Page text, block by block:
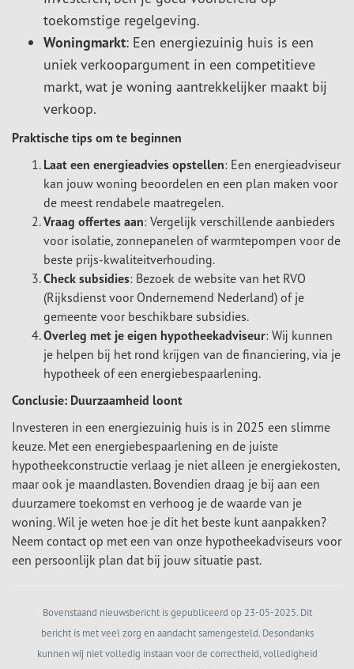
toekomstige regelgeving.
Woningmarkt: Een energiezuinig huis is een
uniek verkoopargument in een competitieve
markt, wat je woning aantrekkelijker maakt bij
verkoop.
Praktische tips om te beginnen
Laat een energieadvies opstellen: Een energieadviseur
kan jouw woning beoordelen en een plan maken voor
de meest rendabele maatregelen.
Vraag offertes aan: Vergelijk verschillende aanbieders
voor isolatie, zonnepanelen of warmtepompen voor de
beste prijs-kwaliteitverhouding.
Check subsidies: Bezoek de website van het RVO
(Rijksdienst voor Ondernemend Nederland) of je
gemeente voor beschikbare subsidies.
Overleg met je eigen hypotheekadviseur: Wij kunnen
je helpen bij het rond krijgen van de financiering, via je
hypotheek of een energiebespaarlening.
Conclusie: Duurzaamheid loont
Investeren in een energiezuinig huis is in 2025 een slimme
keuze. Met een energiebespaarlening en de juiste
hypotheekconstructie verlaag je niet alleen je energiekosten,
maar ook je maandlasten. Bovendien draag je bij aan een
duurzamere toekomst en verhoog je de waarde van je
woning. Wil je weten hoe je dit het beste kunt aanpakken?
Neem contact op met een van onze hypotheekadviseurs voor
een persoonlijk plan dat bij jouw situatie past.
Bovenstaand nieuwsbericht is gepubliceerd op 23-05-2025. Dit
bericht is met veel zorg en aandacht samengesteld. Desondanks
kunnen wij niet volledig instaan voor de correctheid, volledigheid